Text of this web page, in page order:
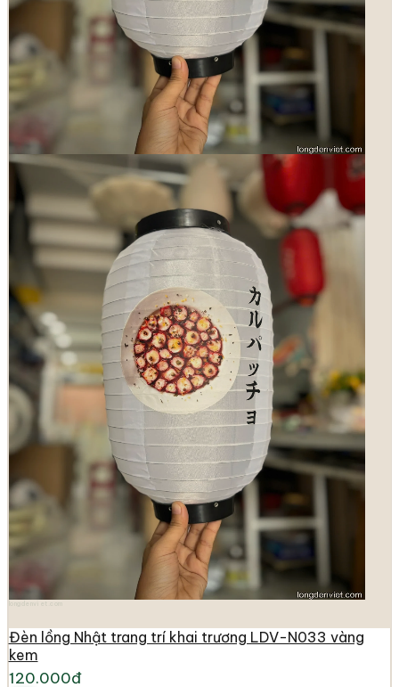
Đèn lồng Nhật trang trí khai trương LDV-N033 vàng
kem
120.000đ